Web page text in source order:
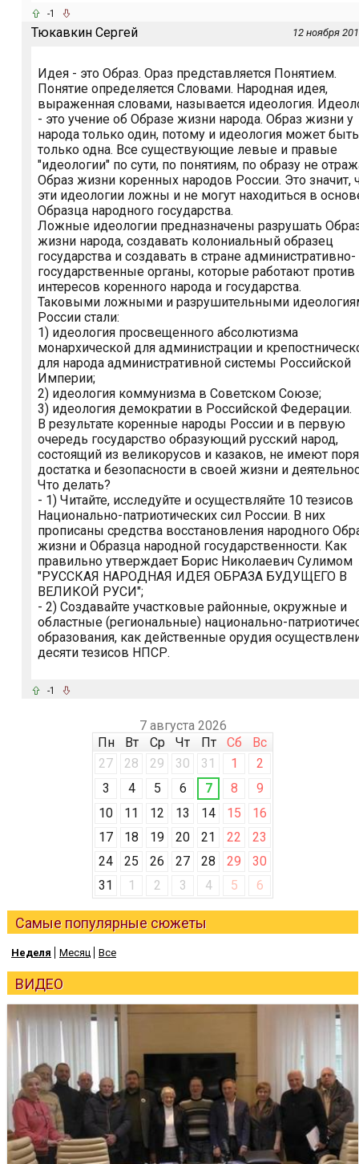
-1
Тюкавкин Сергей 12 ноября
Идея - это Образ. Ораз представляется Понятием.
Понятие определяется Словами. Народная идея,
выраженная словами, называется идеология.
- это учение об Образе жизни народа. Образ жизни у
народа только один, потому и идеология может быть
только одна. Все существующие левые и правые
"идеологии" по сути, по понятиям, по образу не
Образ жизни коренных народов России. Это значит,
эти идеологии ложны и не могут находиться в
Образца народного государства.
Ложные идеологии предназначены разрушать
жизни народа, создавать колониальный образец
государства и создавать в стране административно-
государственные органы, которые работают против
интересов коренного народа и государства.
Таковыми ложными и разрушительными
России стали:
1) идеология просвещенного абсолютизма
монархической для администрации и
для народа административной системы Российской
Империи;
2) идеология коммунизма в Советском Союзе;
3) идеология демократии в Российской Федерации.
В результате коренные народы России и в первую
очередь государство образующий русский народ,
состоящий из великорусов и казаков, не имеют
достатка и безопасности в своей жизни и
Что делать?
- 1) Читайте, исследуйте и осуществляйте 10 тезисов
Национально-патриотических сил России. В них
прописаны средства восстановления народного
жизни и Образца народной государственности. Как
правильно утверждает Борис Николаевич Сулимом
"РУССКАЯ НАРОДНАЯ ИДЕЯ ОБРАЗА БУДУЩЕГО В
ВЕЛИКОЙ РУСИ";
- 2) Создавайте участковые районные, окружные и
областные (региональные) национально-
образования, как действенные орудия
десяти тезисов НПСР.
-1
7 августа 2026
Пн
Вт Ср Чт Пт Сб
Вс
27
28 29 30 31 1
2
3
4 5 6 7 8
9
10
11 12 13 14 15
16
17
18 19 20 21 22
23
24
25 26 27 28 29
30
31
1 2 3 4 5 6
Самые популярные сюжеты
Неделя Месяц Все
ВИДЕО